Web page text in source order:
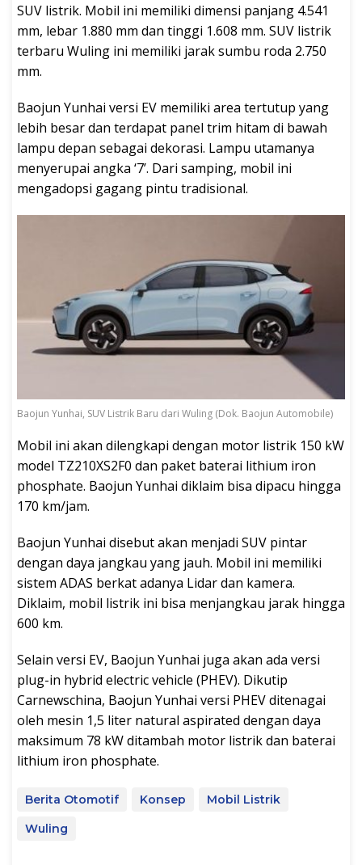
SUV listrik. Mobil ini memiliki dimensi panjang 4.541
mm, lebar 1.880 mm dan tinggi 1.608 mm. SUV listrik
terbaru Wuling ini memiliki jarak sumbu roda 2.750
mm.
Baojun Yunhai versi EV memiliki area tertutup yang
lebih besar dan terdapat panel trim hitam di bawah
lampu depan sebagai dekorasi. Lampu utamanya
menyerupai angka ‘7’. Dari samping, mobil ini
mengadopsi gagang pintu tradisional.
Baojun Yunhai, SUV Listrik Baru dari Wuling (Dok. Baojun Automobile)
Mobil ini akan dilengkapi dengan motor listrik 150 kW
model TZ210XS2F0 dan paket baterai lithium iron
phosphate. Baojun Yunhai diklaim bisa dipacu hingga
170 km/jam.
Baojun Yunhai disebut akan menjadi SUV pintar
dengan daya jangkau yang jauh. Mobil ini memiliki
sistem ADAS berkat adanya Lidar dan kamera.
Diklaim, mobil listrik ini bisa menjangkau jarak hingga
600 km.
Selain versi EV, Baojun Yunhai juga akan ada versi
plug-in hybrid electric vehicle (PHEV). Dikutip
Carnewschina, Baojun Yunhai versi PHEV ditenagai
oleh mesin 1,5 liter natural aspirated dengan daya
maksimum 78 kW ditambah motor listrik dan baterai
lithium iron phosphate.
Berita Otomotif Konsep
Mobil Listrik
Wuling